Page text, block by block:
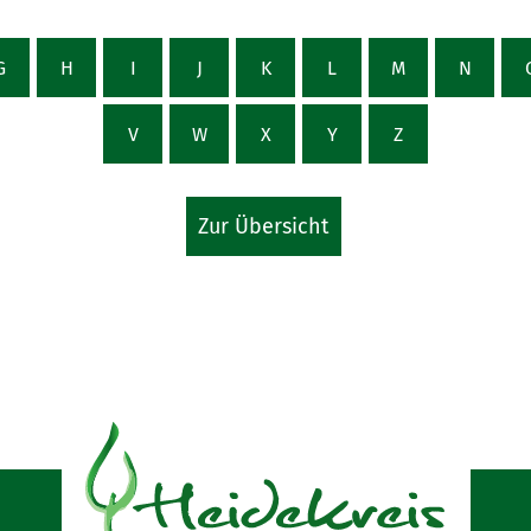
H I J K L M N
V W X Y Z
Zur Übersicht